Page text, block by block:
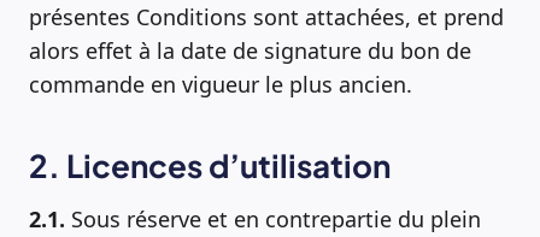
présentes Conditions sont attachées, et prend
alors effet à la date de signature du bon de
commande en vigueur le plus ancien.
2. Licences d’utilisation
2.1. Sous réserve et en contrepartie du plein